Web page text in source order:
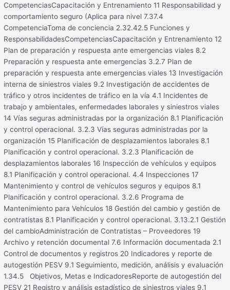
CompetenciasCapacitación y Entrenamiento 11 Responsabilidad y
comportamiento seguro (Aplica para nivel 7.37.4
CompetenciaToma de conciencia 2.32.42.5 Funciones y
ResponsabilidadesCompetenciasCapacitación y Entrenamiento 12
Plan de preparación y respuesta ante emergencias viales 8.2
Preparación y respuesta ante emergencias 3.2.7 Plan de
preparación y respuesta ante emergencias viales 13 Investigación
interna de siniestros viales 9.2 Investigación de accidentes de
tráfico y otros incidentes de tráfico en la vía 4.1 Incidentes de
trabajo y ambientales, enfermedades laborales y siniestros viales
14 Vías seguras administradas por la organización 8.1 Planificación
y control operacional. 3.2.3 Vías seguras administradas por la
organización 15 Planificación de desplazamientos laborales 8.1
Planificación y control operacional. 3.2.3 Planificación de
desplazamientos laborales 16 Inspección de vehículos y equipos
8.1 Planificación y control operacional. 4.4 Inspecciones 17
Mantenimiento y control de vehículos seguros y equipos 8.1
Planificación y control operacional. 3.2.6 Programa de
Mantenimiento para Vehículos 18 Gestión del cambio y gestión de
contratistas 8.1 Planificación y control operacional. 3.13.2.1 Gestión
del cambioAdministración de Contratistas – Proveedores 19
Archivo y retención documental 7.6 Información documentada 2.1
Control de documentos y registros 20 Indicadores y reporte de
autogestión PESV 9.1 Seguimiento, medición, análisis y evaluación
1.34.5 Objetivos, Metas e IndicadoresReporte de autogestión del
PESV 21 Registro y análisis estadístico de siniestros viales 9.1